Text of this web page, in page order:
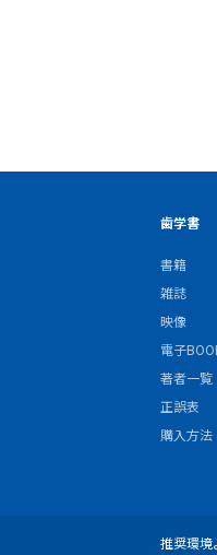
歯学書
書籍
雑誌
映像
電子
著者一覧
正誤表
購入方法
推奨環境